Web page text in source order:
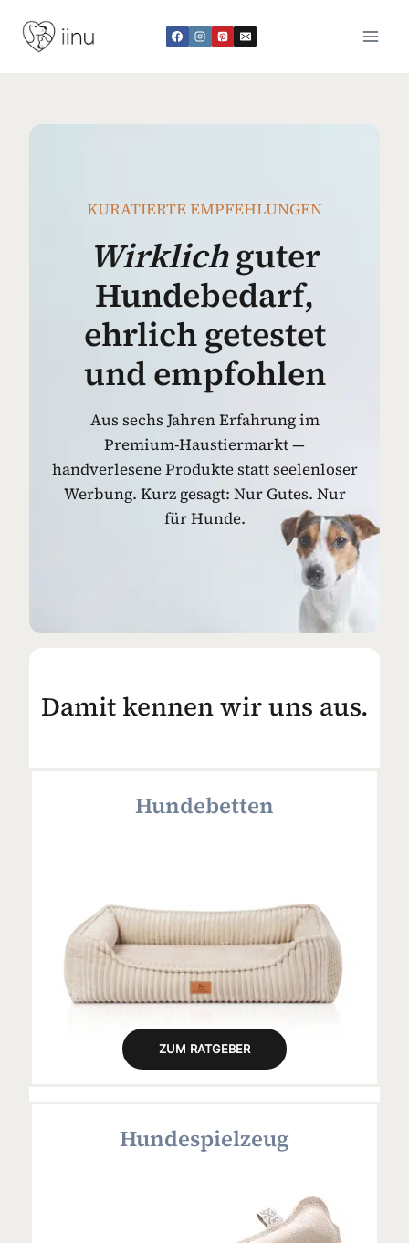
Inhalt
springen
KURATIERTE EMPFEHLUNGEN
Wirklichguter
Hundebedarf,
ehrlich getestet
und empfohlen
Aus sechs Jahren Erfahrung im
Premium-Haustiermarkt —
handverlesene Produkte statt seelenloser
Werbung. Kurz gesagt: Nur Gutes. Nur
für Hunde.
Damit kennen wir uns aus.
Hundebetten
ZUM RATGEBER
Hundespielzeug